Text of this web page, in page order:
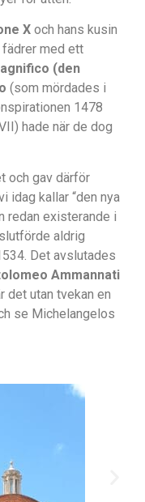
X och hans kusin
med ett
(den
(som mördades i
1478
hade när de dog
och gav därför
idag kallar “den nya
redan existerande i
aldrig
Det avslutades
Ammannati
det utan tvekan en
se Michelangelos